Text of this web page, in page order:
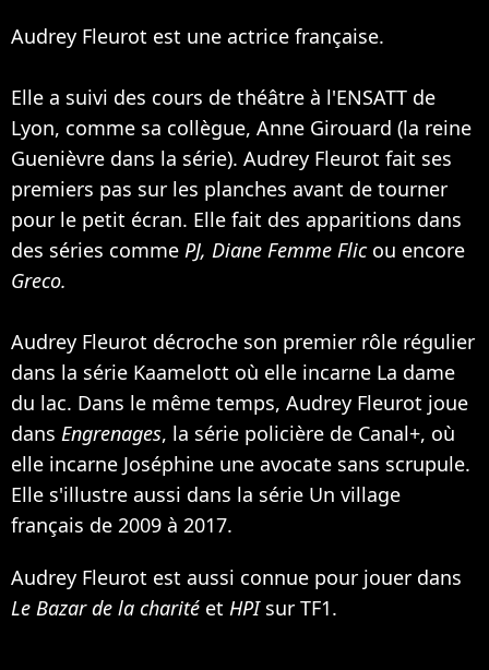
Audrey Fleurot est une actrice française.
Elle a suivi des cours de théâtre à l'ENSATT de
Lyon, comme sa collègue, Anne Girouard (la reine
Guenièvre dans la série). Audrey Fleurot fait ses
premiers pas sur les planches avant de tourner
pour le petit écran. Elle fait des apparitions dans
des séries comme PJ, Diane Femme Flicou encore
Greco.
Audrey Fleurot décroche son premier rôle régulier
dans la série Kaamelott où elle incarne La dame
du lac. Dans le même temps, Audrey Fleurot joue
dans Engrenages, la série policière de Canal+, où
elle incarne Joséphine une avocate sans scrupule.
Elle s'illustre aussi dans la série Un village
français de 2009 à 2017.
Audrey Fleurot est aussi connue pour jouer dans
Le Bazar de la charité et HPIsur TF1.